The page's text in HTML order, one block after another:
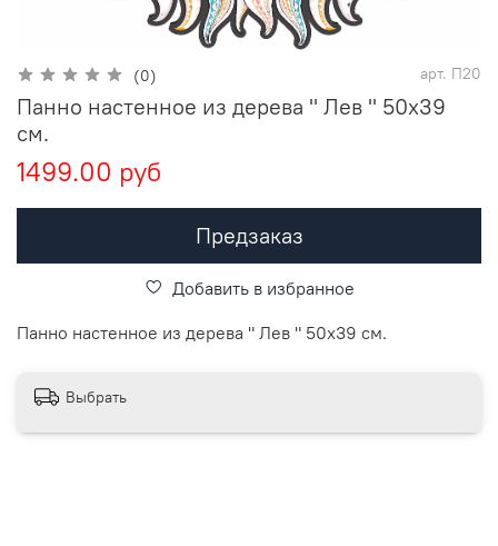
(0) арт. П20
Панно настенное из дерева " Лев " 50х39
см.
1499.00 руб
Предзаказ
Добавить в избранное
Панно настенное из дерева " Лев " 50х39 см.
Выбрать